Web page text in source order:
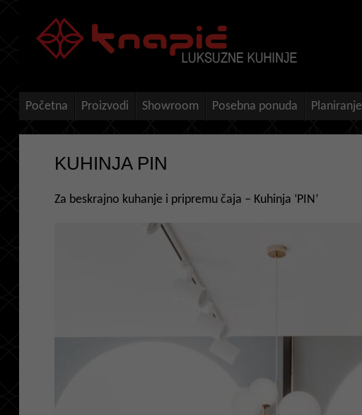
Početna Proizvodi Showroom Posebna ponuda Planiranje
KUHINJA PIN
Za beskrajno kuhanje i pripremu čaja – Kuhinja ‘PIN’